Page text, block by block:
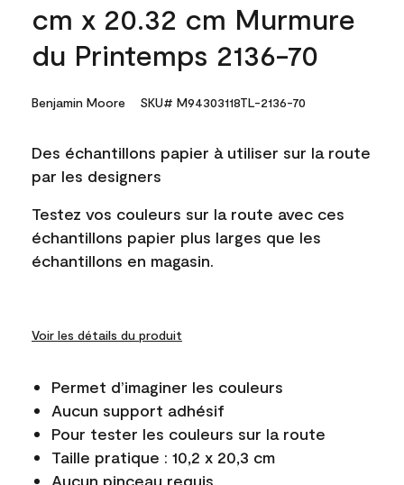
cm x 20.32 cm Murmure
du Printemps 2136-70
Benjamin Moore SKU# M94303118TL-2136-70
Des échantillons papier à utiliser sur la route
par les designers
Testez vos couleurs sur la route avec ces
échantillons papier plus larges que les
échantillons en magasin.
Voir les détails du produit
Permet d’imaginer les couleurs
Aucun support adhésif
Pour tester les couleurs sur la route
Taille pratique : 10,2 x 20,3 cm
Aucun pinceau requis